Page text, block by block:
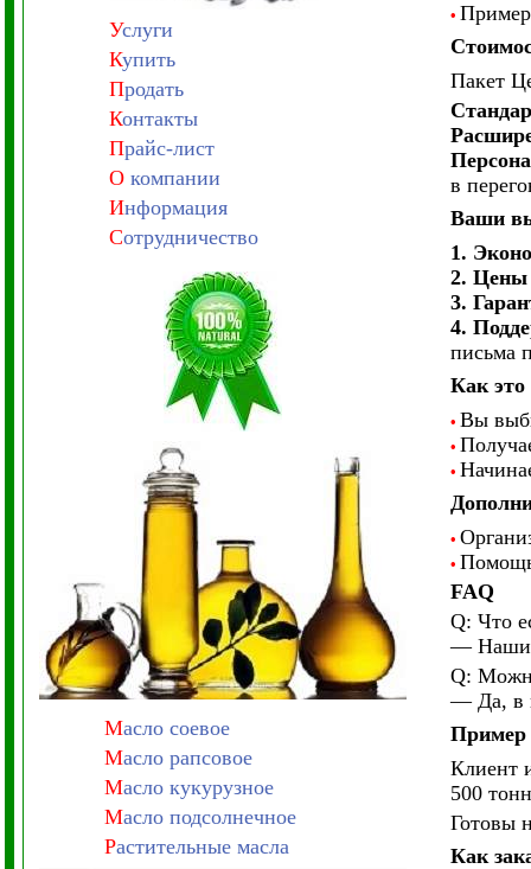
Услуги
Купить
Продать
Контакты
Прайс-лист
Окомпании
Информация
Сотрудничество
Масло соевое
Масло рапсовое
Масло кукурузное
Масло подсолнечное
Растительные масла
•
Пакет
в
Ваши
1.
2. Цены
3.
4.
письма
Как это
• Вы
•
•
•
•
FAQ
Q: Что
— Наши
Q:
— Да, в
Пример
Клиент
500
Готовы
Как